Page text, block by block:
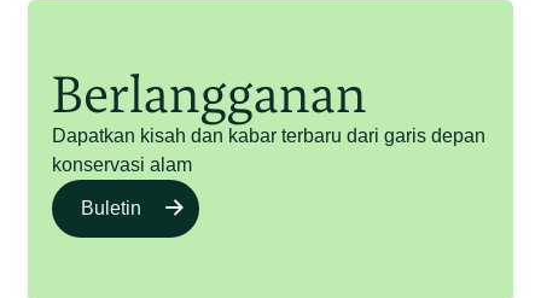
Berlangganan
Dapatkan kisah dan kabar terbaru dari garis depan
konservasi alam
Buletin